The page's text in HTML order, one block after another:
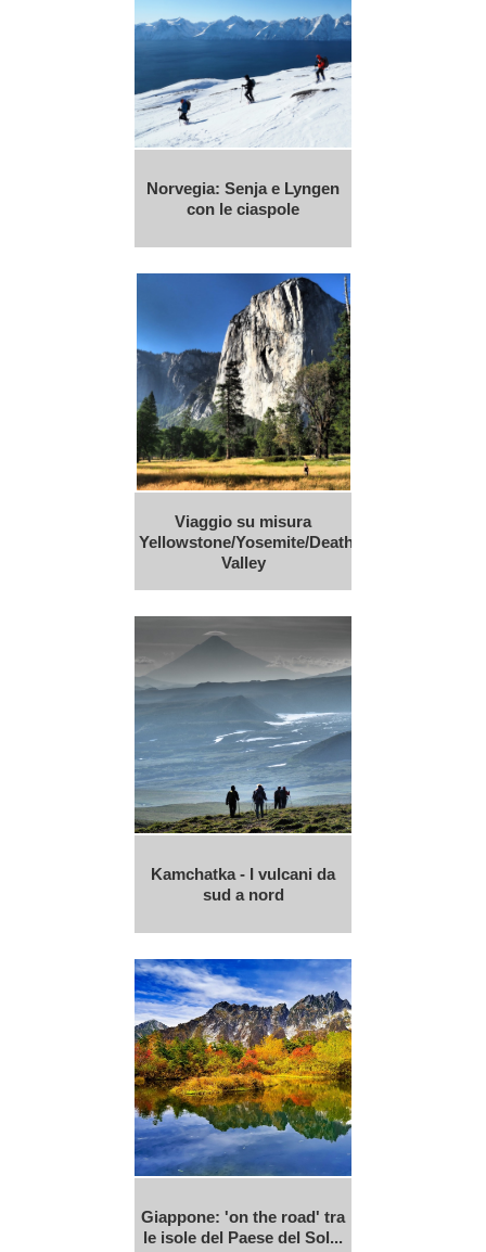
Norvegia: Senja e Lyngen
con le ciaspole
Viaggio su misura
Yellowstone/Yosemite/Death
Valley
Kamchatka - I vulcani da
sud a nord
Giappone: 'on the road' tra
le isole del Paese del Sol...